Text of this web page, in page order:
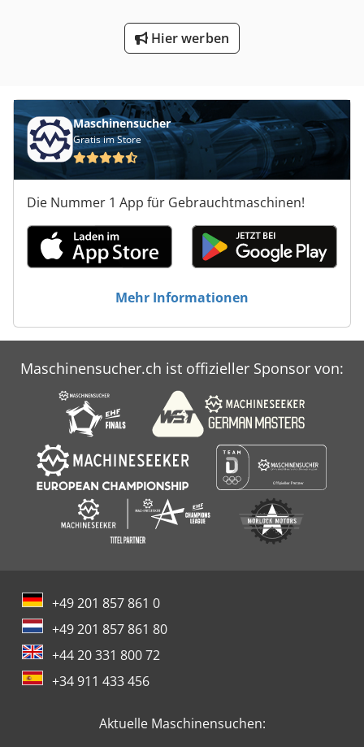
Hier werben
Maschinensucher
Gratis im Store
Die Nummer 1 App für Gebrauchtmaschinen!
Mehr Informationen
Maschinensucher.ch ist offizieller Sponsor von:
+49 201 857 861 0
+49 201 857 861 80
+44 20 331 800 72
+34 911 433 456
Aktuelle Maschinensuchen: